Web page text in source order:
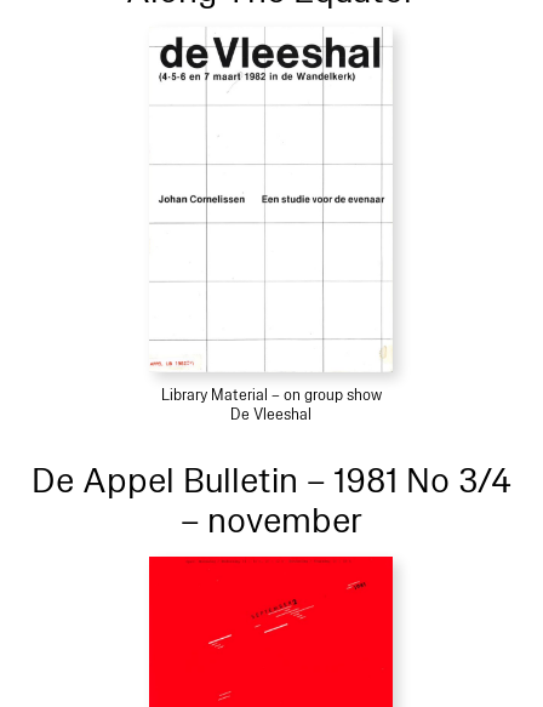
Library Material – on group show
De Vleeshal
De Appel Bulletin – 1981 No 3/4
– november